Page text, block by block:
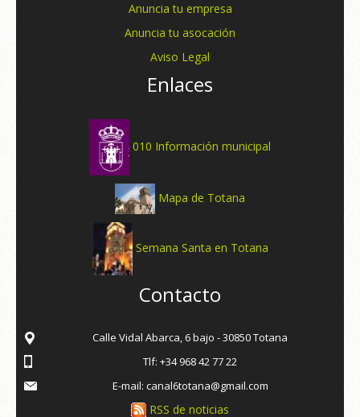
Anuncia tu empresa
Anuncia tu asocación
Aviso Legal
Enlaces
010 Información municipal
Mapa de Totana
Semana Santa en Totana
Contacto
Calle Vidal Abarca, 6 bajo - 30850 Totana
Tlf: +34 968 42 77 22
E-mail: canal6totana@gmail.com
RSS de noticias